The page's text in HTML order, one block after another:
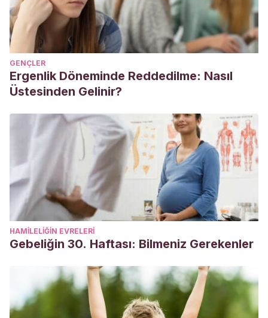
Medicina UCR-HSJD.
Roura, L. C.
(2006). Parto prematuro
. Ed. Médica
Panamericana.
GENÇLER
Ergenlik Döneminde Reddedilme: Nasıl
Üstesinden Gelinir?
HAMILELIĞIN EVRELERI
Gebeliğin 30. Haftası: Bilmeniz Gerekenler